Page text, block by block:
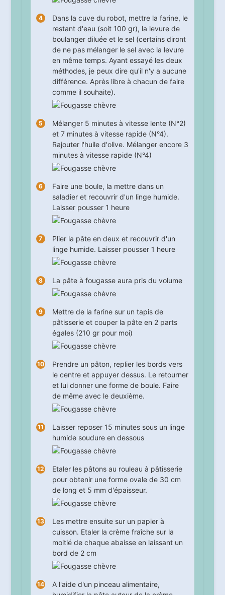
Dans la cuve du robot, mettre la farine, le
restant d'eau (soit 100 gr), la levure de
boulanger diluée et le sel (certains diront
de ne pas mélanger le sel avec la levure
en même temps. Ayant essayé les deux
méthodes, je peux dire qu'il n'y a aucune
différence. Après libre à chacun de faire
comme il souhaite).
Mélanger 5 minutes à vitesse lente (N°2)
et 7minutes à vitesse rapide (N°4).
Rajouter l'huile d'olive. Mélanger encore 3
minutes à vitesse rapide (N°4)
Faire une boule, la mettre dans un
saladier et recouvrir d'un linge humide.
Laisser pousser 1 heure
Plier la pâte en deux et recouvrir d'un
linge humide. Laisser pousser 1 heure
La pâte à fougasse aura pris du volume
Mettre de la farine sur un tapis de
pâtisserie et couper la pâte en 2 parts
égales (210 gr pour moi)
Prendre un pâton, replier les bords vers
le centre et appuyer dessus. Le retourner
et lui donner une forme de boule. Faire
de même avec le deuxième.
Laisser reposer 15 minutes sous un linge
humide soudure en dessous
Etaler les pâtons au rouleau à pâtisserie
pour obtenir une forme ovale de 30 cm
de long et 5 mm d'épaisseur.
Les mettre ensuite sur un papier à
cuisson. Etaler la crème fraîche sur la
moitié de chaque abaisse en laissant un
bord de 2 cm
A l'aide d'un pinceau alimentaire,